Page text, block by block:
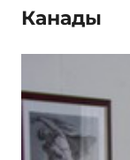
Канады